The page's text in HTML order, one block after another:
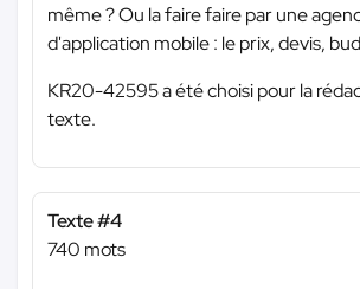
même ? Ou la faire faire par une
d'application mobile : le prix, devis,
KR20-42595 a été choisi pour la
texte.
Texte #4
740 mots